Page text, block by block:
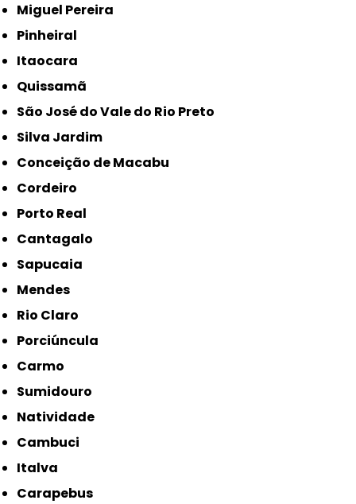
Miguel Pereira
Pinheiral
Itaocara
Quissamã
São José do Vale do Rio Preto
Silva Jardim
Conceição de Macabu
Cordeiro
Porto Real
Cantagalo
Sapucaia
Mendes
Rio Claro
Porciúncula
Carmo
Sumidouro
Natividade
Cambuci
Italva
Carapebus